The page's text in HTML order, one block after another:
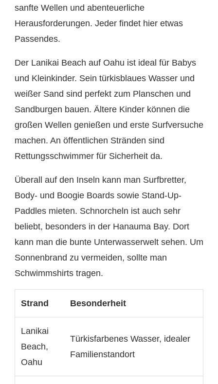
sanfte Wellen und abenteuerliche
Herausforderungen. Jeder findet hier etwas
Passendes.
Der Lanikai Beach auf Oahu ist ideal für Babys
und Kleinkinder. Sein türkisblaues Wasser und
weißer Sand sind perfekt zum Planschen und
Sandburgen bauen. Ältere Kinder können die
großen Wellen genießen und erste Surfversuche
machen. An öffentlichen Stränden sind
Rettungsschwimmer für Sicherheit da.
Überall auf den Inseln kann man Surfbretter,
Body- und Boogie Boards sowie Stand-Up-
Paddles mieten. Schnorcheln ist auch sehr
beliebt, besonders in der Hanauma Bay. Dort
kann man die bunte Unterwasserwelt sehen. Um
Sonnenbrand zu vermeiden, sollte man
Schwimmshirts tragen.
Strand Besonderheit
Lanikai
Beach,
Oahu
Türkisfarbenes Wasser, idealer
Familienstandort